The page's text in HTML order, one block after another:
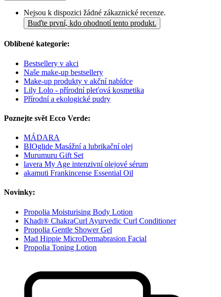
Nejsou k dispozici žádné zákaznické recenze.
Buďte první, kdo ohodnotí tento produkt.
Oblíbené kategorie:
Bestsellery v akci
Naše make-up bestsellery
Make-up produkty v akční nabídce
Lily Lolo - přírodní pleťová kosmetika
Přírodní a ekologické pudry
Poznejte svět Ecco Verde:
MÁDARA
BIOglide Masážní a lubrikační olej
Murumuru Gift Set
lavera My Age intenzivní olejové sérum
akamuti Frankincense Essential Oil
Novinky:
Propolia Moisturising Body Lotion
Khadi® ChakraCurl Ayurvedic Curl Conditioner
Propolia Gentle Shower Gel
Mad Hippie MicroDermabrasion Facial
Propolia Toning Lotion